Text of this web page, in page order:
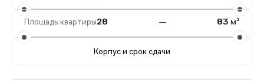
Площадь квартиры28 — 83 м²
Корпус и срок сдачи
8176 кв.III кв. 2028